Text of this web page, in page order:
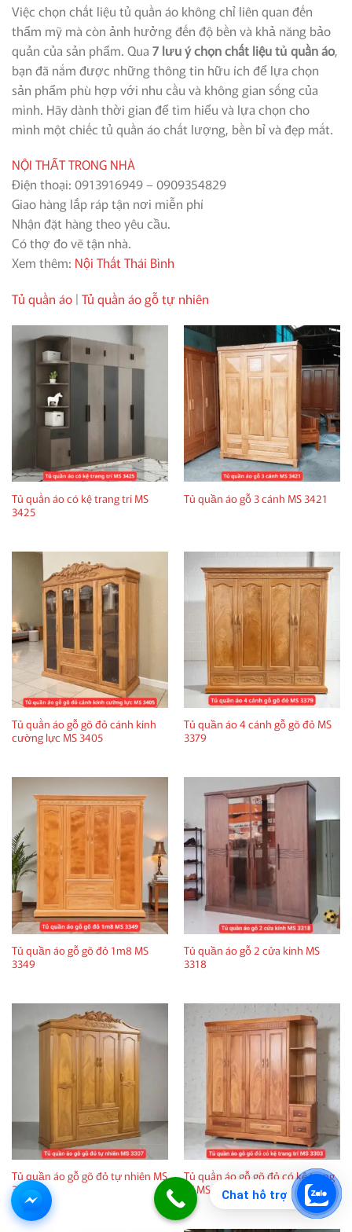
Chat hỗ trợ
Việc chọn chất liệu tủ quần áo không chỉ liên quan đến
thẩm mỹ mà còn ảnh hưởng đến độ bền và khả năng bảo
quản của sản phẩm. Qua 7 lưu ý chọn chất liệu tủ quần áo,
bạn đã nắm được những thông tin hữu ích để lựa chọn
sản phẩm phù hợp với nhu cầu và không gian sống của
mình. Hãy dành thời gian để tìm hiểu và lựa chọn cho
mình một chiếc tủ quần áo chất lượng, bền bỉ và đẹp mắt.
NỘI THẤT TRONG NHÀ
Điện thoại: 0913916949 – 0909354829
Giao hàng lắp ráp tận nơi miễn phí
Nhận đặt hàng theo yêu cầu.
Có thợ đo vẽ tận nhà.
Xem thêm: Nội Thất Thái Bình
Tủ quần áo | Tủ quần áo gỗ tự nhiên
Tủ quần áo có kệ trang trí MS
3425
Tủ quần áo gỗ 3 cánh MS 3421
Tủ quần áo gỗ gõ đỏ cánh kính
cường lực MS 3405
Tủ quần áo 4 cánh gỗ gõ đỏ MS
3379
Tủ quần áo gỗ gõ đỏ 1m8 MS
3349
Tủ quần áo gỗ 2 cửa kính MS
3318
Tủ quần áo gỗ gõ đỏ tự nhiên MS
3307
Tủ quần áo gỗ gõ đỏ có kệ trang
trí MS 3303